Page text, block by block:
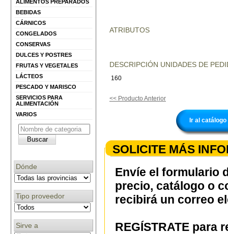
ALIMENTOS PREPARADOS
BEBIDAS
CÁRNICOS
CONGELADOS
CONSERVAS
DULCES Y POSTRES
FRUTAS Y VEGETALES
LÁCTEOS
PESCADO Y MARISCO
SERVICIOS PARA
ALIMENTACIÓN
VARIOS
Dónde
Tipo proveedor
Sirve a
ATRIBUTOS
DESCRIPCIÓN UNIDADES DE
160
<< Producto Anterior
Ir al
SOLICITE MÁS
Envíe el formulario
precio, catálogo o
recibirá un correo
REGÍSTRATE para